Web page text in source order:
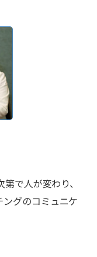
で人が変わり、
グのコミュニケ